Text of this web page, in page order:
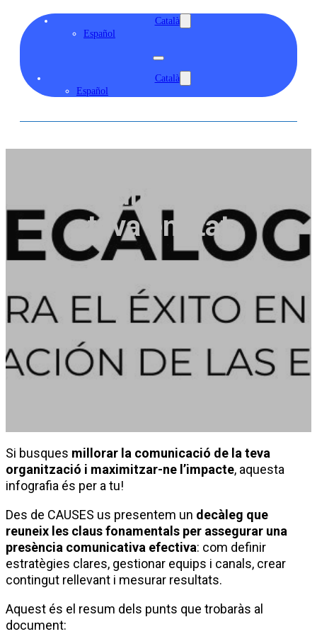
Català
Español
Català
Español
la comunicació de la
teva entitat
Si busques millorar la comunicació de la teva
organització i maximitzar-ne l’impacte, aquesta
infografia és per a tu!
Des de CAUSES us presentem un decàleg que
reuneix les claus fonamentals per assegurar una
presència comunicativa efectiva: com definir
estratègies clares, gestionar equips i canals, crear
contingut rellevant i mesurar resultats.
Aquest és el resum dels punts que trobaràs al
document: